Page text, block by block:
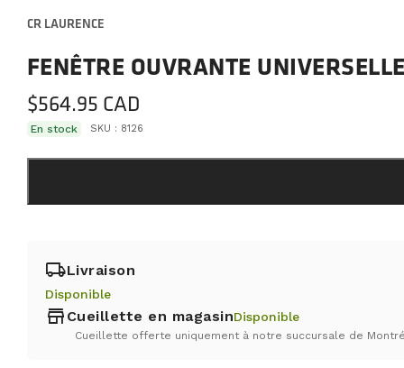
CR LAURENCE
FENÊTRE OUVRANTE
$564.95
En stock SKU : 8126
local_shippingLivraison
Disponible
store Cueillette en magasinDisponible
Cueillette offerte uniquement à notre succursale de